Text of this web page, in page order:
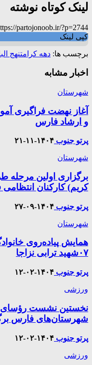
لینک کوتاه نوشته
partojonoob.ir/?p=2744
کپی لینک
برچسب ها: دهه کرامتنهج
اخبار مشابه
شهرستان
آغاز نهضت فراگیری
و ارشاد فارس
پرتو جنوب ۱۴۰۴-۱۱-۲۱
شهرستان
برگزاری اولین مرحله
کریم) کارکنان
پرتو جنوب ۱۴۰۴-۰۹-۲۷
شهرستان
همایش پیاده‌روی
۰۷شهید ترابی نزاجا
پرتو جنوب ۱۴۰۴-۰۲-۱۲
ورزشی
نخستین نشست رؤسای
شهرستان‌های فارس
پرتو جنوب ۱۴۰۴-۰۲-۱۲
ورزشی